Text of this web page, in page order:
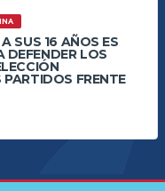
SUS 16 AÑOS ES
DEFENDER LOS
FRENTE